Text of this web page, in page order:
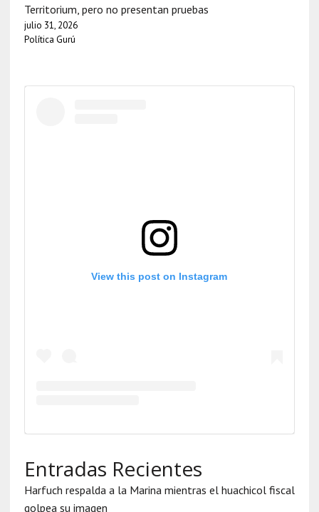
Territorium, pero no presentan pruebas
julio 31, 2026
Política Gurú
View this post on Instagram
Entradas Recientes
Harfuch respalda a la Marina mientras el huachicol fiscal
golpea su imagen